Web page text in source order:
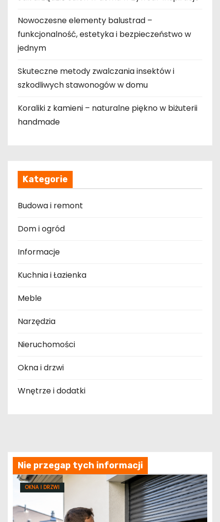
Nowoczesne elementy balustrad –
funkcjonalność, estetyka i bezpieczeństwo w
jednym
Skuteczne metody zwalczania insektów i
szkodliwych stawonogów w domu
Koraliki z kamieni – naturalne piękno w biżuterii
handmade
Kategorie
Budowa i remont
Dom i ogród
Informacje
Kuchnia i Łazienka
Meble
Narzędzia
Nieruchomości
Okna i drzwi
Wnętrze i dodatki
Nie przegap tych informacji
OKNA I DRZWI